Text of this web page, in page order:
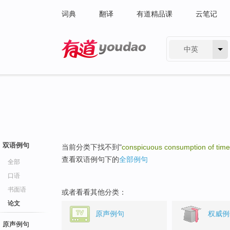
词典 翻译 有道精品课 云笔记
中英
双语例句
全部
口语
书面语
论文
原声例句
当前分类下找不到"conspicuous consumption of time
查看双语例句下的全部例句
或者看看其他分类：
原声例句 权威